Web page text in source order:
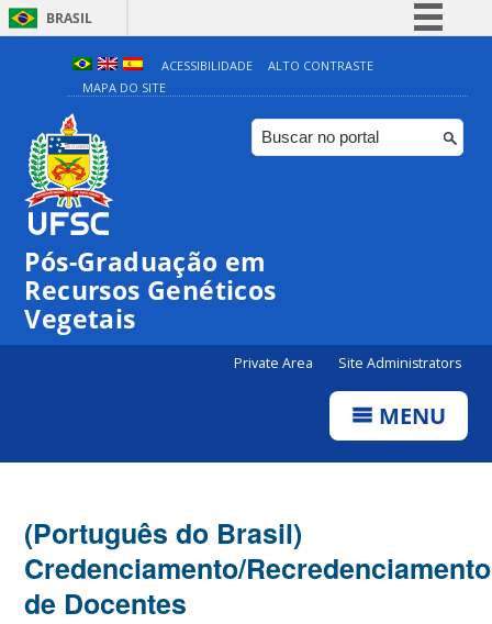
BRASIL
Simplifique!
Comunica BR
Participe
ACESSIBILIDADE
ALTO CONTRASTE
MAPA DO SITE
Pós-Graduação em
Recursos Genéticos
Vegetais
Private Area Site Administrators
MENU
(Português do Brasil)
Credenciamento/Recredenciamento
de Docentes